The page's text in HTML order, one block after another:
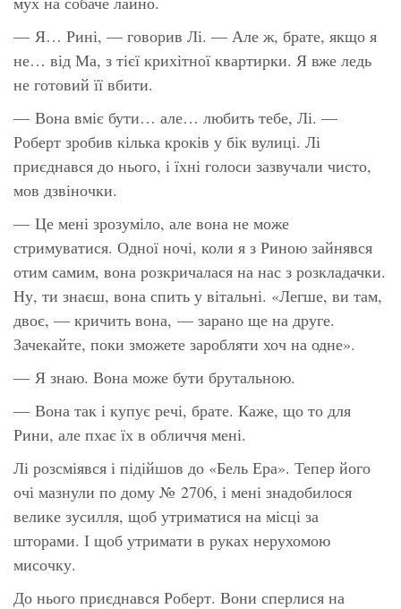
— Я… Рині, — говорив Лі. — Але ж, брате, якщо я
не… від Ма, з тієї крихітної квартирки. Я вже ледь
не готовий її вбити.
— Вона вміє бути… але… любить тебе, Лі. —
Роберт зробив кілька кроків у бік вулиці. Лі
приєднався до нього, і їхні голоси зазвучали чисто,
мов дзвіночки.
— Це мені зрозуміло, але вона не може
стримуватися. Одної ночі, коли я з Риною зайнявся
отим самим, вона розкричалася на нас з розкладачки.
Ну, ти знаєш, вона спить у вітальні. «Легше, ви там,
двоє, — кричить вона, — зарано ще на друге.
Зачекайте, поки зможете заробляти хоч на одне».
— Я знаю. Вона може бути брутальною.
— Вона так і купує речі, брате. Каже, що то для
Рини, але пхає їх в обличчя мені.
Лі розсміявся і підійшов до «Бель Ера». Тепер його
очі мазнули по дому № 2706, і мені знадобилося
велике зусилля, щоб утриматися на місці за
шторами. І щоб утримати в руках нерухомою
мисочку.
До нього приєднався Роберт. Вони сперлися на